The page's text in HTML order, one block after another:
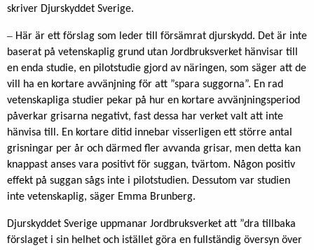
skriver Djurskyddet Sverige.
– Här är ett förslag som leder till försämrat djurskydd. Det är inte
baserat på vetenskaplig grund utan Jordbruksverket hänvisar till
en enda studie, en pilotstudie gjord av näringen, som säger att de
vill ha en kortare avvänjning för att ”spara suggorna”. En rad
vetenskapliga studier pekar på hur en kortare avvänjningsperiod
påverkar grisarna negativt, fast dessa har verket valt att inte
hänvisa till. En kortare ditid innebar visserligen ett större antal
grisningar per år och därmed fler avvanda grisar, men detta kan
knappast anses vara positivt för suggan, tvärtom. Någon positiv
effekt på suggan sågs inte i pilotstudien. Dessutom var studien
inte vetenskaplig, säger Emma Brunberg.
Djurskyddet Sverige uppmanar Jordbruksverket att ”dra tillbaka
förslaget i sin helhet och istället göra en fullständig översyn över